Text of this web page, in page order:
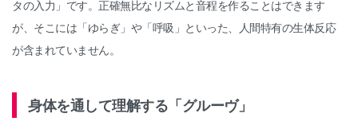
タの入力」です。正確無比なリズムと音程を作ることはできます
が、そこには「ゆらぎ」や「呼吸」といった、人間特有の生体反応
が含まれていません。
身体を通して理解する「グルーヴ」